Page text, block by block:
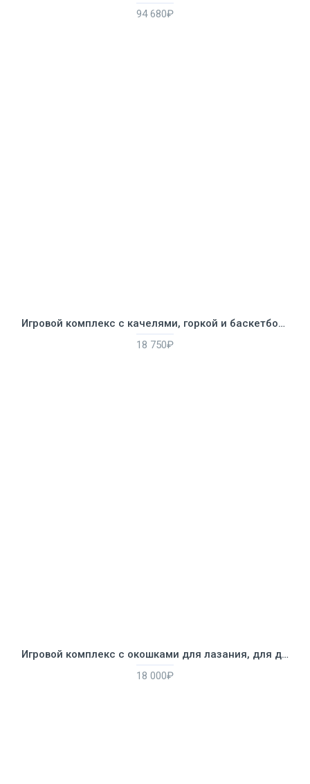
94 680₽
Игровой комплекс с качелями, горкой и баскетбольным кольцом "Веселье"
18 750₽
Игровой комплекс с окошками для лазания, для детей от 1 года
18 000₽